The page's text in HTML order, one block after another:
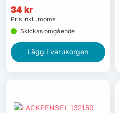
34 kr
Pris inkl. moms
Skickas omgående
Lägg i varukorgen